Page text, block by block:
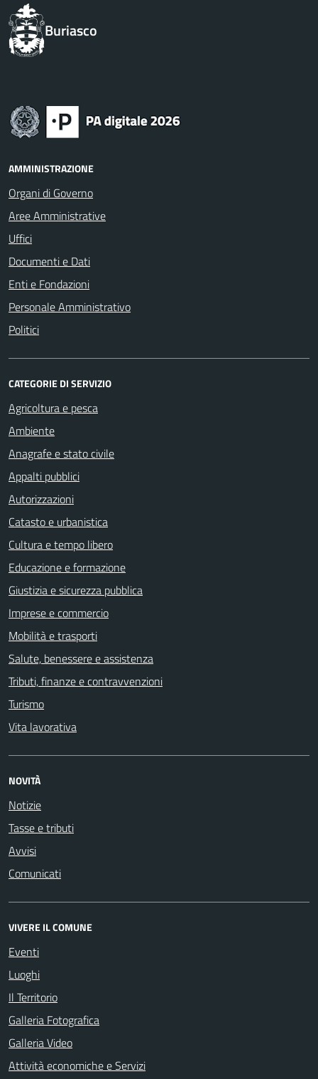
Buriasco
AMMINISTRAZIONE
Organi di Governo
Aree Amministrative
Uffici
Documenti e Dati
Enti e Fondazioni
Personale Amministrativo
Politici
CATEGORIE DI SERVIZIO
Agricoltura e pesca
Ambiente
Anagrafe e stato civile
Appalti pubblici
Autorizzazioni
Catasto e urbanistica
Cultura e tempo libero
Educazione e formazione
Giustizia e sicurezza pubblica
Imprese e commercio
Mobilità e trasporti
Salute, benessere e assistenza
Tributi, finanze e contravvenzioni
Turismo
Vita lavorativa
NOVITÀ
Notizie
Tasse e tributi
Avvisi
Comunicati
VIVERE IL COMUNE
Eventi
Luoghi
Il Territorio
Galleria Fotografica
Galleria Video
Attività economiche e Servizi